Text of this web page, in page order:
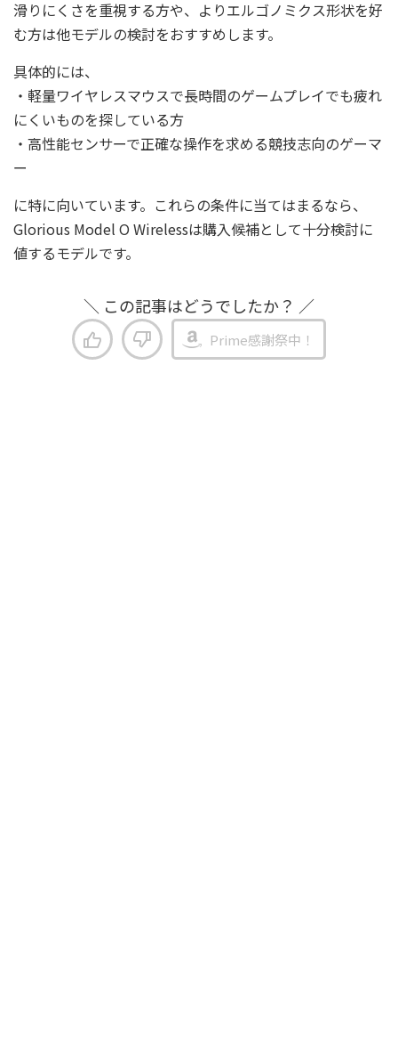
滑りにくさを重視する方や、よりエルゴノミクス形状を好
む方は他モデルの検討をおすすめします。
具体的には、
・軽量ワイヤレスマウスで長時間のゲームプレイでも疲れ
にくいものを探している方
・高性能センサーで正確な操作を求める競技志向のゲーマ
ー
に特に向いています。これらの条件に当てはまるなら、
Glorious Model O Wirelessは購入候補として十分検討に
値するモデルです。
＼ この記事はどうでしたか？ ／
Prime感謝祭中！